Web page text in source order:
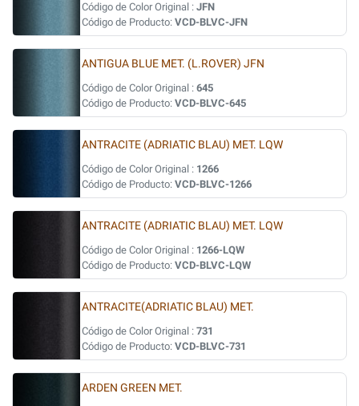
Código de Color Original : JFN
Código de Producto: VCD-BLVC-JFN
ANTIGUA BLUE MET. (L.ROVER) JFN
Código de Color Original : 645
Código de Producto: VCD-BLVC-645
ANTRACITE (ADRIATIC BLAU) MET. LQW
Código de Color Original : 1266
Código de Producto: VCD-BLVC-1266
ANTRACITE (ADRIATIC BLAU) MET. LQW
Código de Color Original : 1266-LQW
Código de Producto: VCD-BLVC-LQW
ANTRACITE(ADRIATIC BLAU) MET.
Código de Color Original : 731
Código de Producto: VCD-BLVC-731
ARDEN GREEN MET.